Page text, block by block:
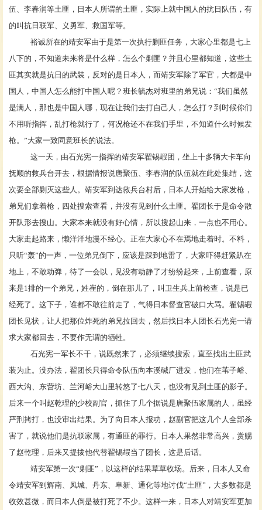
伍、李春润等土匪，日本人所谓的土匪，实际上就中国人的抗日队伍，有
的叫抗日联军、义勇军、救国军等。
裕诚所在的靖安军由于是第一次执行剿匪任务，大家心里都是七上
八下的，不知道未来将是什么样，怎么个剿匪？并且心里都知道，这些土
匪其实就是抗日的武装，反对的是日本人，而靖安军除了军官，大都是中
国人，中国人怎么能打中国人呢？班长毓杰对班里的弟兄说： “我们虽然
是满人，那也是中国人哪，现在让我们去打自己人，怎么打？到时候你们
不用听指挥，乱打枪就行了，何况枪还不在我们手里，不知道什么时候发
枪。”大家一致同意班长的说法。
这一天，由石光宪一指挥的靖安军翟锡嘏团，坐上十多辆大卡车向
抚顺的救兵台开去，根据情报说唐聚伍、李春润的队伍就在此处集结，这
次要全部剿灭这些人。靖安军到达救兵台村后，日本人开始给大家发枪，
弟兄们拿着枪，四处搜索查看，并没有见到什么土匪。翟团长于是命令散
开队形去搜山。大家本来就没有好心情，所以搜起山来，一点也不用心。
大家走起路来，懒洋洋地漫不经心。正在大家心不在焉地走着时。不料，
只听“轰”的一声，一位弟兄倒下，应该是踩到地雷了，大家吓得赶紧趴在
地上，不敢动弹，待了一会以，见没有动静了才纷纷起来，上前查看，原
来是1排的一个弟兄，姓崔的，倒在那儿了，叫卫生兵上前检查，说是已
经死了。这下子，谁都不敢往前走了，气得日本督查官破口大骂。翟锡嘏
团长见状，让人把那位炸死的弟兄拉回去，然后找日本人团长石光宪一请
求大家都回去，不要作无谓的牺牲。
石光宪一军长不干，说既然来了，必须继续搜索，直至找出土匪武
装为止。没办法，翟团长只得命令队伍向本溪碱厂进发，他们在苇子峪、
西大沟、东营坊、兰河峪大山里转悠了七八天，也没有见到土匪的影子。
后来一个叫赵乾理的少校副官，抓住了几个据说是唐聚伍家属的人，虽经
严刑拷打，也没审出结果。为了向日本人报功，赵副官把这几个人全部杀
害了，就说他们是抗联家属，有通匪的罪行。日本人果然非常高兴，赏赐
了赵乾理，后来又提拔他代替翟锡嘏当了团长，这是后话。
靖安军第一次“剿匪”，以这样的结果草草收场。后来，日本人又命
令靖安军到辉南、凤城、丹东、阜新、通化等地讨伐“土匪”，大多数都是
收效甚微，而日本人倒是被打死了不少。这样一来，日本人对靖安军更加